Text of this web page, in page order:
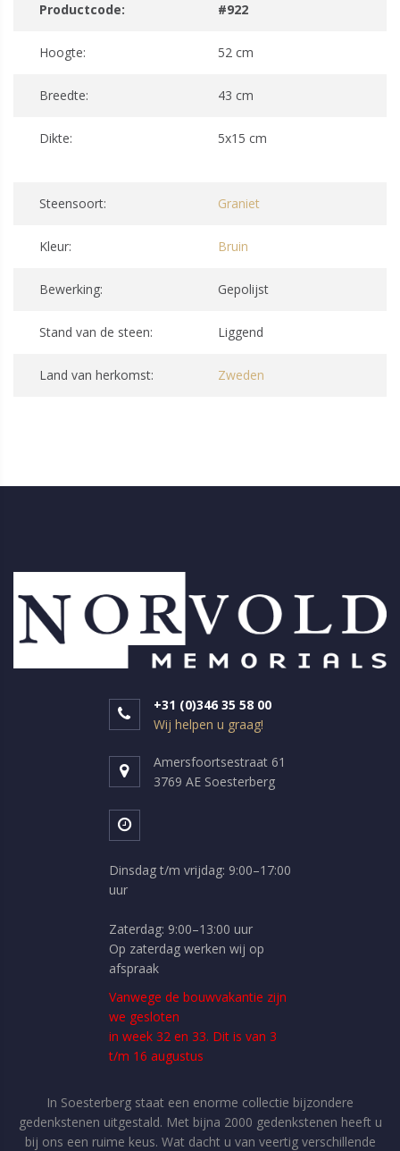
Productcode: #922
Hoogte: 52 cm
Breedte: 43 cm
Dikte: 5x15 cm
Steensoort: Graniet
Kleur: Bruin
Bewerking: Gepolijst
Stand van de steen: Liggend
Land van herkomst: Zweden
+31 (0)346 35 58 00
Wij helpen u graag!
Amersfoortsestraat 61
3769 AE Soesterberg
Dinsdag t/m vrijdag: 9:00–17:00
uur
Zaterdag: 9:00–13:00 uur
Op zaterdag werken wij op
afspraak
Vanwege de bouwvakantie zijn
we gesloten
in week 32 en 33. Dit is van 3
t/m 16 augustus
In Soesterberg staat een enorme collectie bijzondere
gedenkstenen uitgestald. Met bijna 2000 gedenkstenen heeft u
bij ons een ruime keus. Wat dacht u van veertig verschillende